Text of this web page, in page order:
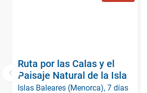
Ruta por las Calas y el
Paisaje Natural de la Isla
Islas Baleares (Menorca), 7 días